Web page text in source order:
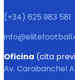
(+34) 625 983 581
Oficina (cita
Av. Carabanchel